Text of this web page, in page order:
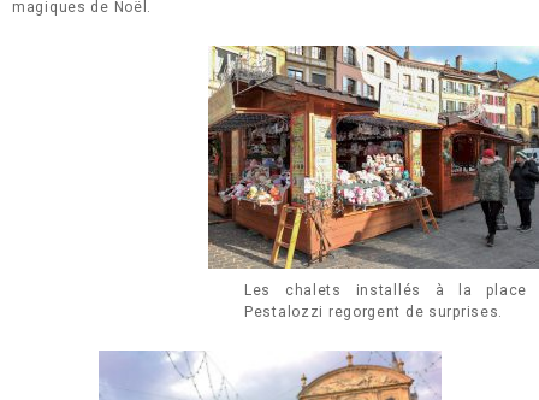
magiques de Noël.
Les chalets installés à la place
Pestalozzi regorgent de surprises.